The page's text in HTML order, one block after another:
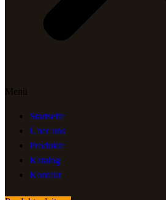
Menü
Startseite
Über uns
Produkte
Katalog
Kontakt